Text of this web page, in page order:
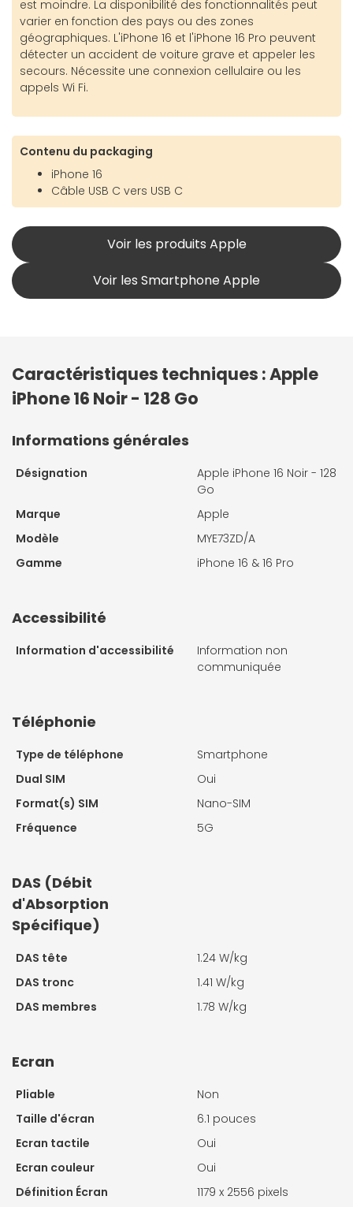
est moindre. La disponibilité des fonctionnalités peut
varier en fonction des pays ou des zones
géographiques. L'iPhone 16 et l'iPhone 16 Pro peuvent
détecter un accident de voiture grave et appeler les
secours. Nécessite une connexion cellulaire ou les
appels Wi Fi.
Contenu du packaging
iPhone 16
Câble USB C vers USB C
Voir les produits Apple
Voir les Smartphone Apple
Caractéristiques techniques : Apple
iPhone 16 Noir - 128 Go
Informations générales
Désignation
Apple iPhone 16 Noir - 128
Go
Marque
Apple
Modèle
MYE73ZD/A
Gamme
iPhone 16 & 16 Pro
Accessibilité
Information d'accessibilité
Information non
communiquée
Téléphonie
Type de téléphone
Smartphone
Dual SIM
Oui
Format(s) SIM
Nano-SIM
Fréquence
5G
DAS (Débit
d'Absorption
Spécifique)
DAS tête
1.24 W/kg
DAS tronc
1.41 W/kg
DAS membres
1.78 W/kg
Ecran
Pliable
Non
Taille d'écran
6.1 pouces
Ecran tactile
Oui
Ecran couleur
Oui
Définition Écran
1179 x 2556 pixels